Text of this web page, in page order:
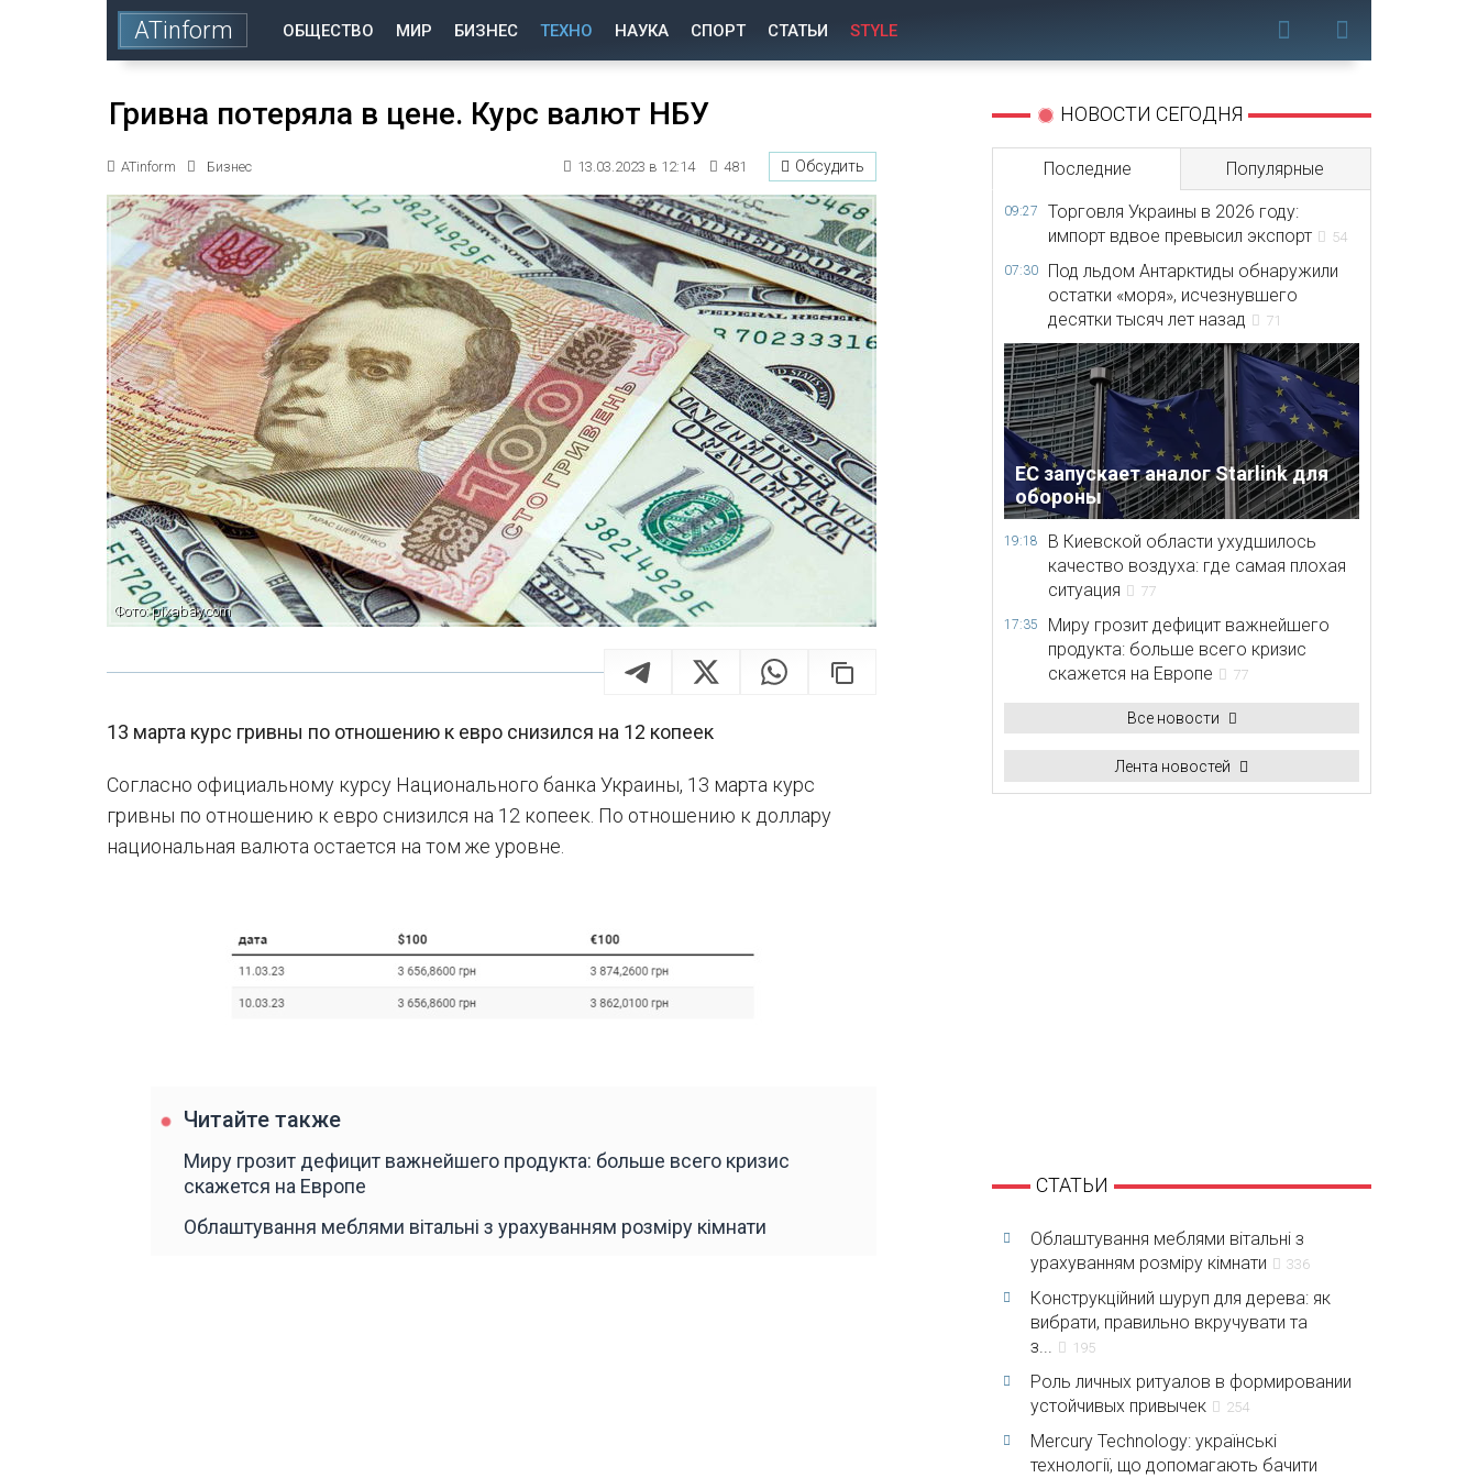
ATinform ОБЩЕСТВО МИР БИЗНЕС ТЕХНО НАУКА СПОРТ СТАТЬИ STYLE
Гривна потеряла в цене. Курс валют НБУ
ATinform Бизнес 13.03.2023 в 12:14 481 Обсудить
Фото: pixabay.com
13 марта курс гривны по отношению к евро снизился на 12 копеек
Согласно официальному курсу Национального банка Украины, 13 марта курс
гривны по отношению к евро снизился на 12 копеек. По отношению к доллару
национальная валюта остается на том же уровне.
Читайте также
Миру грозит дефицит важнейшего продукта: больше всего кризис
скажется на Европе
Облаштування меблями вітальні з урахуванням розміру кімнати
НОВОСТИ СЕГОДНЯ
Последние Популярные
09:27
Торговля Украины в 2026 году:
импорт вдвое превысил экспорт
54
07:30
Под льдом Антарктиды обнаружили
остатки «моря», исчезнувшего
десятки тысяч лет назад
71
ЕС запускает аналог Starlink для
обороны
19:18
В Киевской области ухудшилось
качество воздуха: где самая плохая
ситуация
77
17:35
Миру грозит дефицит важнейшего
продукта: больше всего кризис
скажется на Европе
77
Все новости
Лента новостей
СТАТЬИ
Облаштування меблями вітальні з
урахуванням розміру кімнати
336
Конструкційний шуруп для дерева: як
вибрати, правильно вкручувати та
з...
195
Роль личных ритуалов в формировании
устойчивых привычек
254
Mercury Technology: українські
технології, що допомагають бачити